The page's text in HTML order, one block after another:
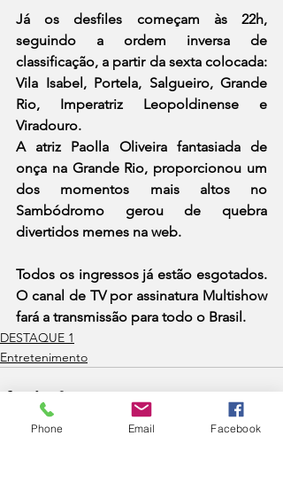
Já os desfiles começam às 22h,
seguindo a ordem inversa de
classificação, a partir da sexta colocada:
Vila Isabel, Portela, Salgueiro, Grande
Rio, Imperatriz Leopoldinense e
Viradouro.
A atriz Paolla Oliveira fantasiada de
onça na Grande Rio, proporcionou um
dos momentos mais altos no
Sambódromo gerou de quebra
divertidos memes na web.
Todos os ingressos já estão esgotados.
O canal de TV por assinatura Multishow
fará a transmissão para todo o Brasil.
DESTAQUE 1
Entretenimento
Phone Email Facebook